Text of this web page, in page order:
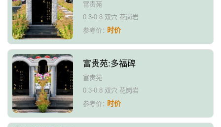
富贵苑
0.3-0.8 双穴 花岗岩
参考价：时价
富贵苑:多福碑
富贵苑
0.3-0.8 双穴 花岗岩
参考价：时价